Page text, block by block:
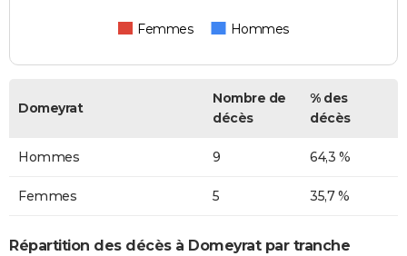
Femmes Hommes
Domeyrat
Nombre de
décès
% des
décès
Hommes 9 64,3 %
Femmes 5 35,7 %
Répartition des décès à Domeyrat par tranche